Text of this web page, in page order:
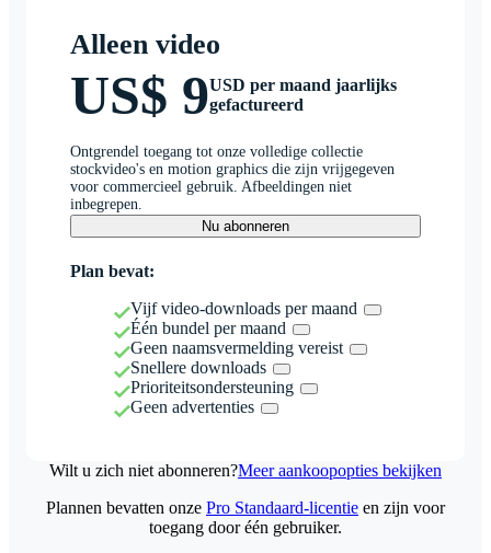
Alleen video
US$ 9USD per maand jaarlijks
gefactureerd
Ontgrendel toegang tot onze volledige collectie
stockvideo's en motion graphics die zijn vrijgegeven
voor commercieel gebruik. Afbeeldingen niet
inbegrepen.
Nu abonneren
Plan bevat:
Vijf video-downloads per maand
Één bundel per maand
Geen naamsvermelding vereist
Snellere downloads
Prioriteitsondersteuning
Geen advertenties
Wilt u zich niet abonneren?Meer aankoopopties bekijken
Plannen bevatten onze Pro Standaard-licentie en zijn voor
toegang door één gebruiker.